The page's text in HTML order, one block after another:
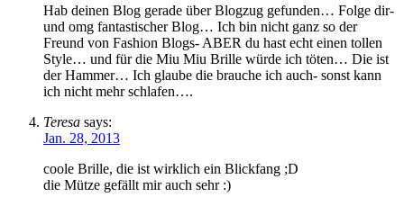
Hab deinen Blog gerade über Blogzug gefunden… Folge dir-
und omg fantastischer Blog… Ich bin nicht ganz so der
Freund von Fashion Blogs- ABER du hast echt einen tollen
Style… und für die Miu Miu Brille würde ich töten… Die ist
der Hammer… Ich glaube die brauche ich auch- sonst kann
ich nicht mehr schlafen….
Teresa says:
Jan. 28, 2013
coole Brille, die ist wirklich ein Blickfang ;D
die Mütze gefällt mir auch sehr :)